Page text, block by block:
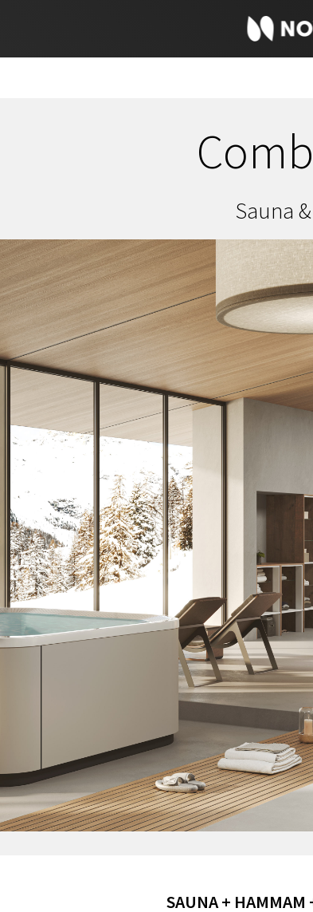
Sauna
SAUNA + HAMMAM